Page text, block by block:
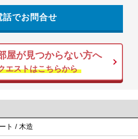
話でお問合せ
屋が見つからない方へ
エストはこちらから
ト / 木造